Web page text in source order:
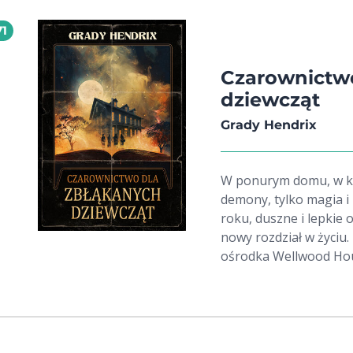
charakterystyczne
PRL kryminalnie -
najbardziej
Zeydler-Zborowski (1911-2000) znany z
majorem Downarem
Powązkach.
dziewcząt
Grady Hendrix
W ponurym domu, w
demony, tylko magia i
roku, duszne i lepkie
nowy rozdział w
ośrodka Wellwood
poznaje dziewczęta o